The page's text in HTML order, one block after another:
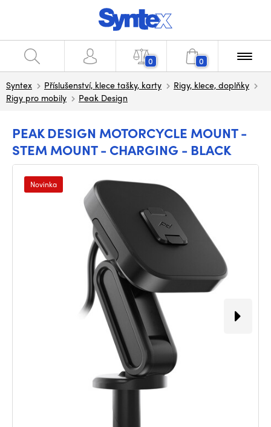
0 0
Syntex Příslušenství, klece tašky, karty
Rigy, klece, doplňky
Rigy pro mobily
Peak Design
PEAK DESIGN MOTORCYCLE MOUNT -
STEM MOUNT - CHARGING - BLACK
Novinka